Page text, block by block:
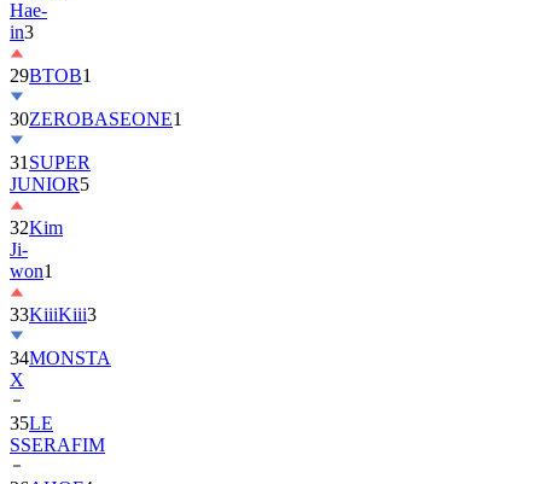
29BTOB
30ZEROBASEONE
31SUPER
JUNIOR
32Kim
Ji-
won1
33KiiiKiii
34MONSTA
X
35
SSERAFIM
36AHOF4